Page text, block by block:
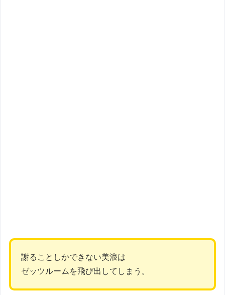
謝ることしかできない美浪は
ゼッツルームを飛び出してしまう。